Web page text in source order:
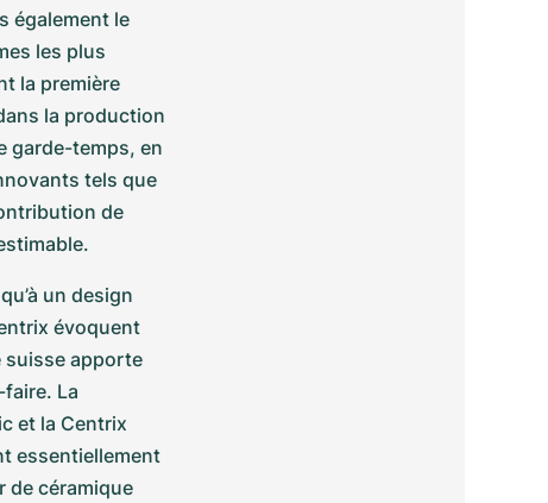
également le
les plus
la première
la production
garde-temps, en
tels que
de
un design
évoquent
suisse apporte
La
et la Centrix
essentiellement
de céramique